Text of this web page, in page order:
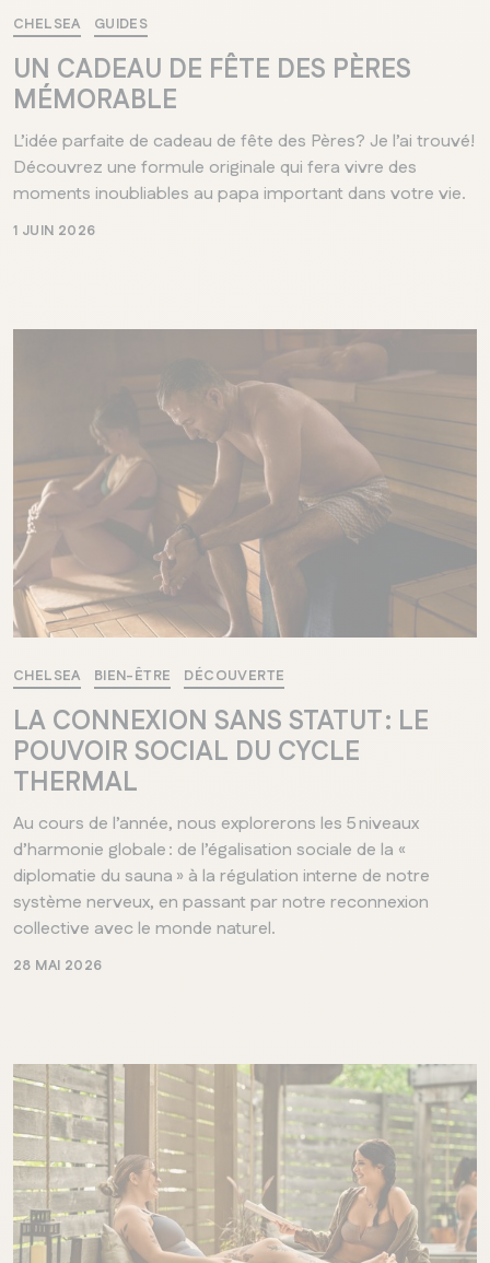
CHELSEA GUIDES
UN CADEAU DE FÊTE DES PÈRES
MÉMORABLE
L’idée parfaite de cadeau de fête des Pères? Je l’ai trouvé!
Découvrez une formule originale qui fera vivre des
moments inoubliables au papa important dans votre vie.
1 JUIN 2026
CHELSEA BIEN-ÊTRE DÉCOUVERTE
LA CONNEXION SANS STATUT : LE
POUVOIR SOCIAL DU CYCLE
THERMAL
Au cours de l’année, nous explorerons les 5 niveaux
d’harmonie globale : de l’égalisation sociale de la «
diplomatie du sauna » à la régulation interne de notre
système nerveux, en passant par notre reconnexion
collective avec le monde naturel.
28 MAI 2026